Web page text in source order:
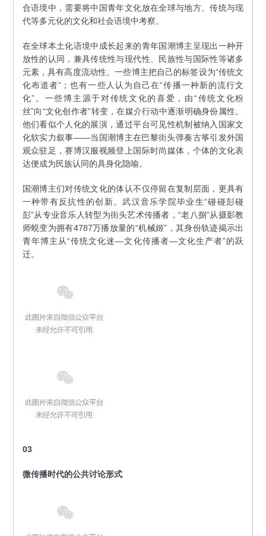
合语境中，需要将中国青年文化放在全球与地方、传统与现
代等多元化的文化和社会语境中考察。
在全球本土化语境中成长起来的青年国潮博主呈现出一种开
放性的认同，兼具传统性与现代性、民族性与国际性等诸多
元素，具有高度流动性。一些博主把自己的标签设为“传统文
化布道者”；也有一些人认为自己在“传播一种新的流行文
化”。一些博主源于对传统文化的喜爱，由“传统文化粉
丝”向“文化创作者”转变，在媒介行动中逐渐明确身份属性。
他们看似个人化的展演，通过平台可见性机制被纳入国家文
化软实力叙事——当国潮博主在巴黎街头弹奏古筝引发外国
观众驻足，赛博汉服视频登上国际时尚媒体，个体的文化表
达便成为民族认同的具身化隐喻。
国潮博主们对传统文化的体认不仅停留在复制层面，更具有
一种带有反抗性的创新。武汉音乐学院毕业生“碰碰彭碰
彭”从专业音乐人转型为街头艺术传播者，“老八捌”从摄影教
师蜕变为拥有4787万播放量的“机械姬”，其身份轨迹揭示出
青年博主从“传统文化迷—文化传播者—文化生产者”的跃
迁。
03
微传播时代的公共讨论形式